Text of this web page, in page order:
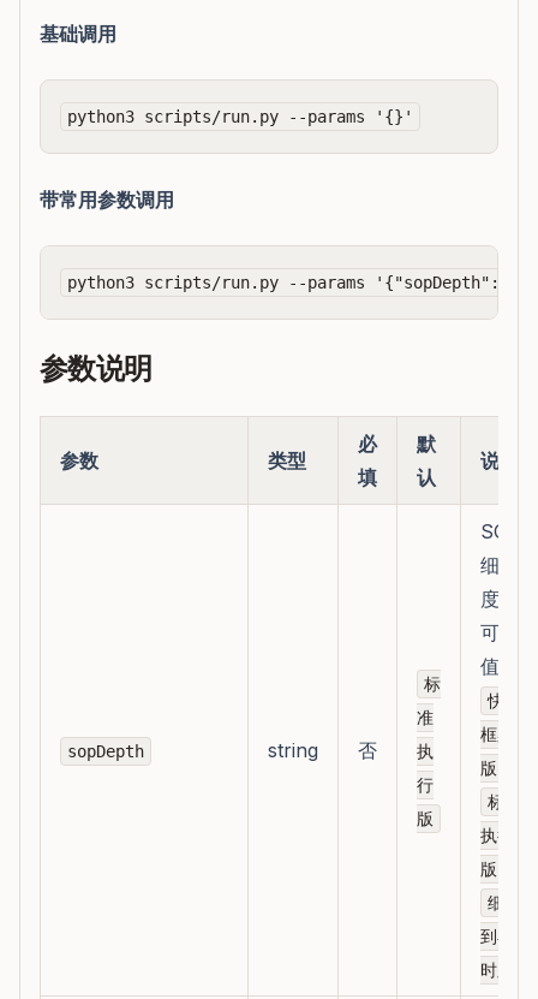
基础调用
带常用参数调用
参数说明
参数 类型
必
填
默
认
说明
sopDepth string 否
标
准
执
行
版
SOP
细
度；
可选
值：
快速
框架
版
标准
执行
版
细化
到小
时版